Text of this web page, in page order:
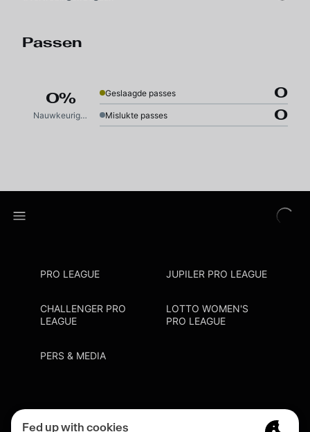
Passen
0%
Nauwkeurigheid
Geslaagde passes 0
Mislukte passes 0
PRO LEAGUE JUPILER PRO LEAGUE
CHALLENGER PRO
LEAGUE
LOTTO WOMEN'S
PRO LEAGUE
PERS & MEDIA